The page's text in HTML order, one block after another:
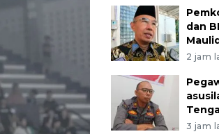
dan
2 jam
3 jam